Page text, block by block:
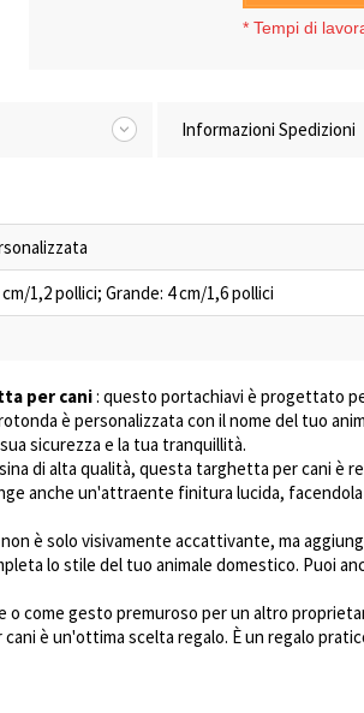
* Tempi di
Informazioni Spedizioni
1,2 pollici; Grande: 4 cm/1,6 pollici
per cani: questo portachiavi è progettato
è personalizzata con il nome del tuo
sicurezza e la tua tranquillità.
di alta qualità, questa targhetta per cani è
anche un'attraente finitura lucida,
è solo visivamente accattivante, ma
lo stile del tuo animale domestico. Puoi
o come gesto premuroso per un altro
è un'ottima scelta regalo. È un regalo